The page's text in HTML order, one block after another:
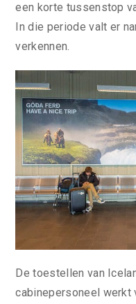
een korte tussenstop
In die periode valt er
verkennen.
De toestellen van
cabinepersoneel